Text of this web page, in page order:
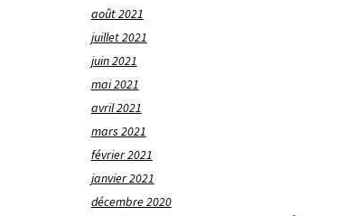
août 2021
juillet 2021
juin 2021
mai 2021
avril 2021
mars 2021
février 2021
janvier 2021
décembre 2020